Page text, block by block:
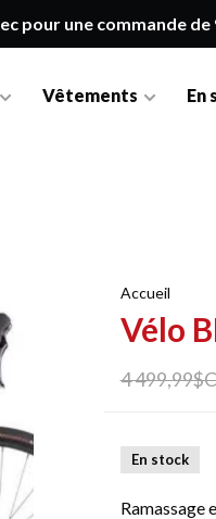
pour une commande de
Vêtements En
Accueil
Vélo
4
En stock
Ramassage